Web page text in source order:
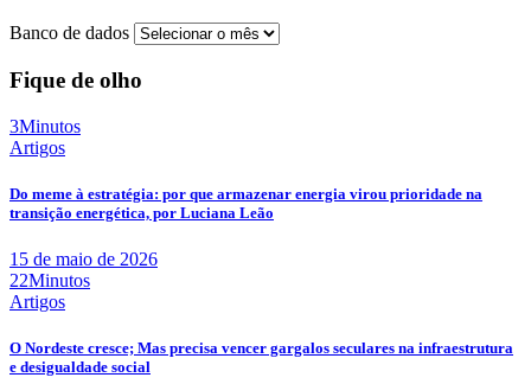
Banco de dados
Fique de olho
3Minutos
Artigos
Do meme à estratégia: por que armazenar energia virou prioridade na
transição energética, por Luciana Leão
15 de maio de 2026
22Minutos
Artigos
O Nordeste cresce; Mas precisa vencer gargalos seculares na infraestrutura
e desigualdade social